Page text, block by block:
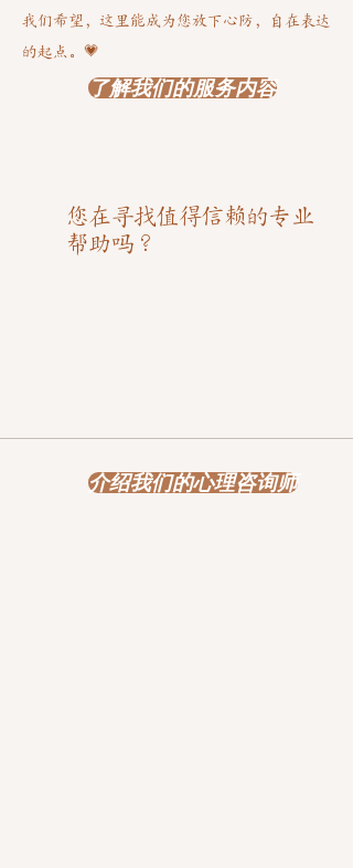
我们希望，这里能成为您放下心防，自在表达
的起点。💗
了解我们的服务内容
您在寻找值得信赖的专业
帮助吗？
介绍我们的心理咨询师